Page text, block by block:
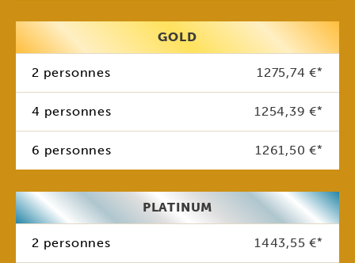
GOLD
2 personnes 1275,74 €*
4 personnes 1254,39 €*
6 personnes 1261,50 €*
PLATINUM
2 personnes 1443,55 €*